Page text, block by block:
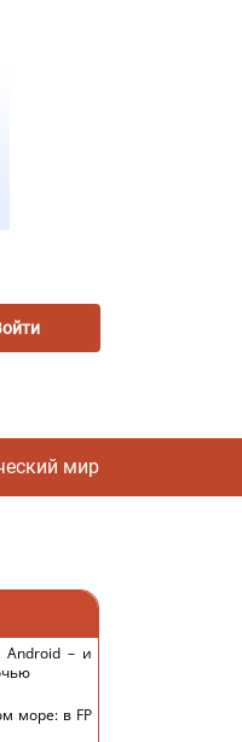
мир
Android – и
море: в FP